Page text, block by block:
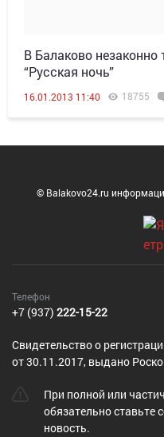
В Балаково незаконно
“Русская ночь”
16.01.2013 11:40 18755
© Balakovo24.ru
Телефон
+7 (937) 222-15-22
Cвидетельство о
от 30.11.2017, выдано
При полной или
обязательно ставьте
новость.